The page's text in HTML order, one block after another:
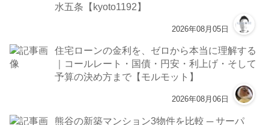
水五条【kyoto1192】
2026年08月05日
住宅ローンの金利を、ゼロから本当に理解する
｜コールレート・国債・円安・利上げ・そして
予算の決め方まで【モルモット】
2026年08月06日
熊谷の新築マンション3物件を比較 ─ サーパ